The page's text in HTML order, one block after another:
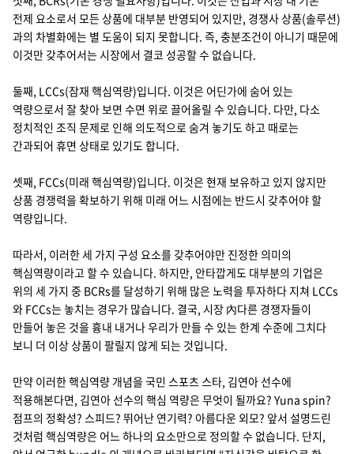
전제 요소로서 모든 상품에 대부분 반영되어 있지만, 경쟁사 상품(솔루션)
과의 차별화에는 별 도움이 되지 못합니다. 즉, 충분조건이 아니기 때문에
이것만 갖추어서는 시장에서 결코 성공할 수 없습니다.
둘째, LCCs(잠재 핵심역량)입니다. 이것은 어딘가에 숨어 있는
역량으로서 잘 찾아 보면 수면 위로 끌어올릴 수 있습니다. 다만, 다소
정치적인 조직 문제로 인해 의도적으로 숨겨 놓기도 하고 때로는
간과되어 휴면 상태로 있기도 합니다.
셋째, FCCs(미래 핵심역량)입니다. 이것은 현재 보유하고 있지 않지만
상품 경쟁력을 확보하기 위해 미래 어느 시점에는 반드시 갖추어야 할
역량입니다.
따라서, 이러한 세 가지 구성 요소를 갖추어야만 진정한 의미의
핵심역량이라고 할 수 있습니다. 하지만, 안타깝게도 대부분의 기업은
위의 세 가지 중 BCRs를 달성하기 위해 많은 노력을 투자하다 지쳐 LCCs
와 FCCs는 놓치는 경우가 많습니다. 결국, 시장 內다른 경쟁자들이
만들어 놓은 것을 흉내 내거나 우리가 만들 수 있는 한계 수준에 그치다
보니 더 이상 상품이 팔릴지 않게 되는 것입니다.
만약 이러한 핵심역량 개념을 국민 스포츠 스타, 김연아 선수에
적용해본다면, 김연아 선수의 핵심 역량은 무엇이 될까요? Yuna spin?
점프의 정확성? 스피드? 뛰어난 연기력? 아름다운 외모? 앞서 설명드린
것처럼 핵심역량은 어느 하나의 요소만으로 정의할 수 없습니다. 단지,